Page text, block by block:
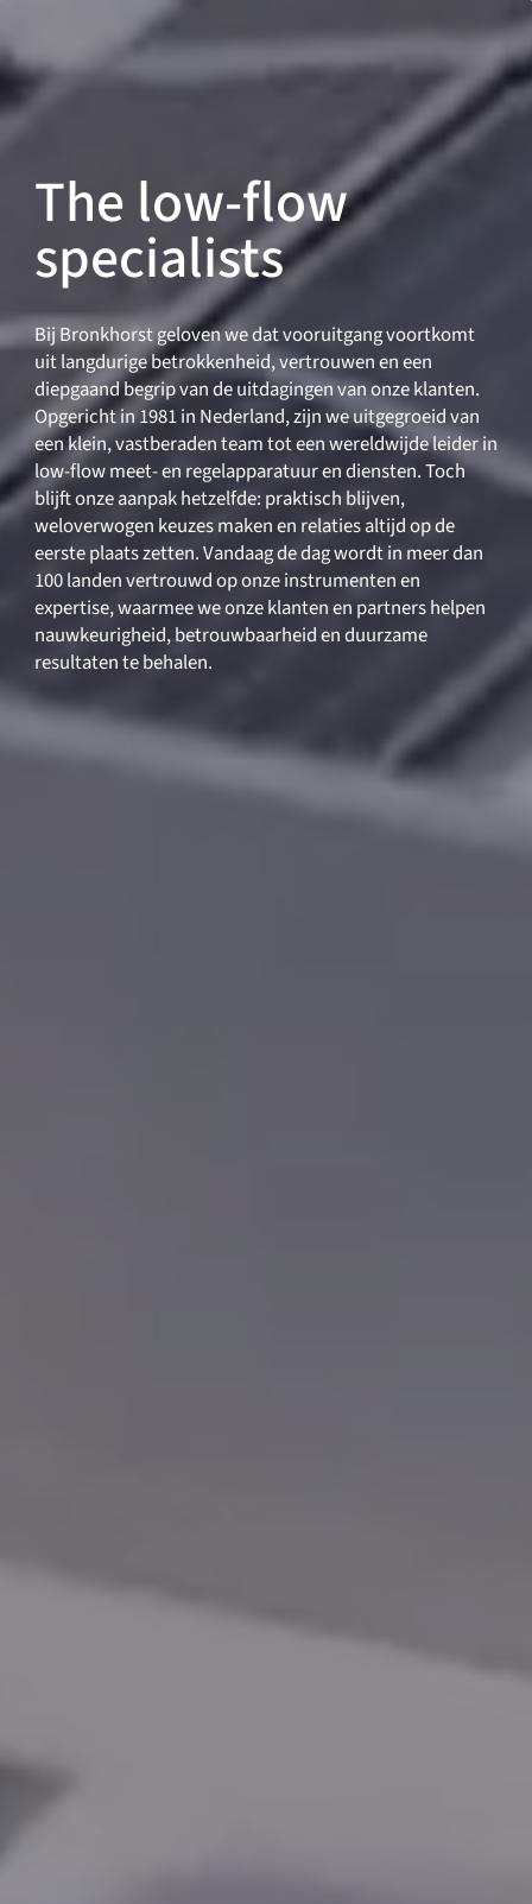
Terug
Producten
Markets
Service & support
Academy
Bronkhorst
Terug
Taal wisselen
The low-flow
specialists
Bij Bronkhorst geloven we dat vooruitgang voortkomt
uit langdurige betrokkenheid, vertrouwen en een
diepgaand begrip van de uitdagingen van onze klanten.
Opgericht in 1981 in Nederland, zijn we uitgegroeid van
een klein, vastberaden team tot een wereldwijde leider in
low-flow meet- en regelapparatuur en diensten. Toch
blijft onze aanpak hetzelfde: praktisch blijven,
weloverwogen keuzes maken en relaties altijd op de
eerste plaats zetten. Vandaag de dag wordt in meer dan
100 landen vertrouwd op onze instrumenten en
expertise, waarmee we onze klanten en partners helpen
nauwkeurigheid, betrouwbaarheid en duurzame
resultaten te behalen.